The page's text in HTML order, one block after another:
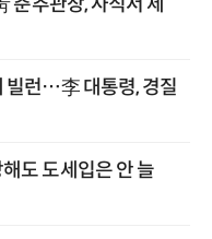
빌런…李 대통령, 경질
도 도세입은 안 늘